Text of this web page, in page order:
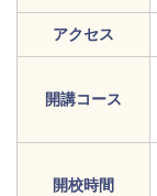
アクセス
開講コース
開校時間